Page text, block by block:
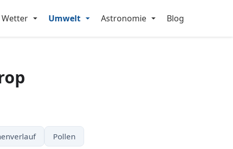
Wetter Umwelt Astronomie Blog
Pollen